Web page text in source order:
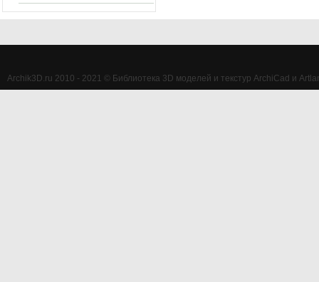
Archik3D.ru 2010 - 2021 © Библиотека 3D моделей и текстур ArchiCad и